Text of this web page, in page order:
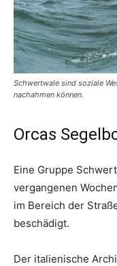
Schwertwale sind soziale
nachahmen können.
Orcas
Eine Gruppe
vergangenen
im Bereich der
beschädigt.
Der italienische